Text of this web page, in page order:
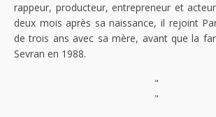
rappeur, producteur, entrepreneur et
deux mois après sa naissance, il rejoint
de trois ans avec sa mère, avant que la
Sevran en 1988.
"
"